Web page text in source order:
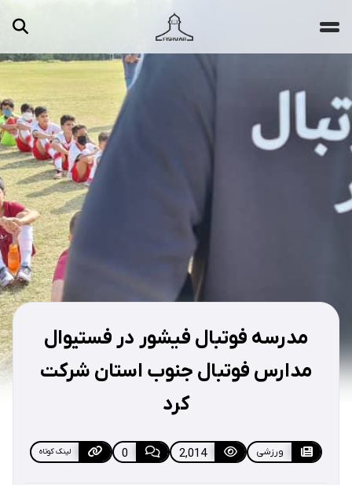
مقالات تصاویر
دسته‌بندی‌ها
جستجو ...
مدرسه فوتبال فیشور در فستیوال
مدارس فوتبال جنوب استان شرکت
کرد
ورزشی 2,014
0 لینک کوتاه